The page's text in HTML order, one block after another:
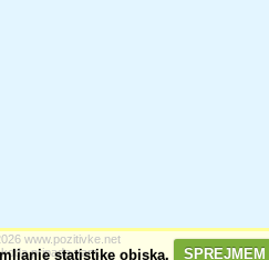
www.pozitivke.net
pripada vam.
statistike obiska. SPREJMEM